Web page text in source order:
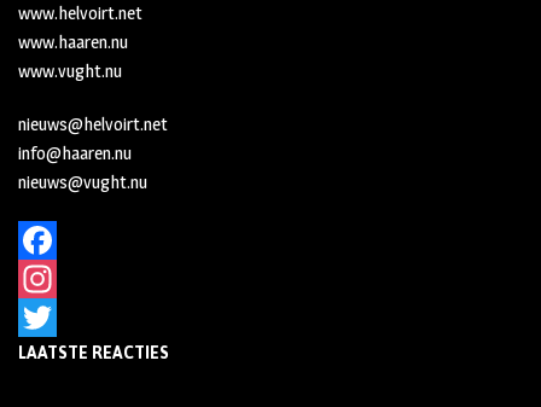
www.helvoirt.net
www.haaren.nu
www.vught.nu
nieuws@helvoirt.net
info@haaren.nu
nieuws@vught.nu
F
a
c
n
T
LAATSTE REACTIES